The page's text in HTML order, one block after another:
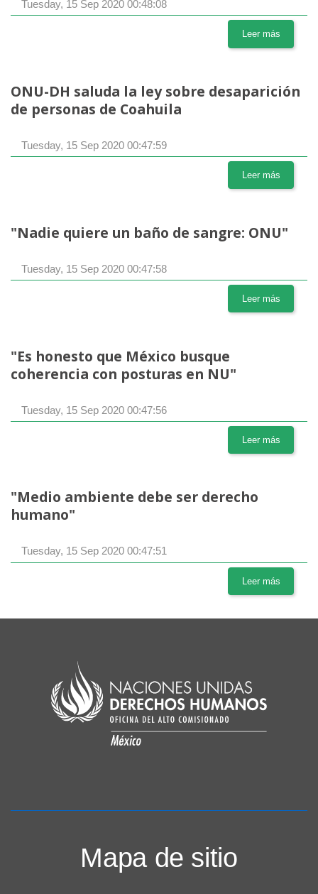
Tuesday, 15 Sep 2020 00:48:08
Leer más
ONU-DH saluda la ley sobre desaparición
de personas de Coahuila
Tuesday, 15 Sep 2020 00:47:59
Leer más
"Nadie quiere un baño de sangre: ONU"
Tuesday, 15 Sep 2020 00:47:58
Leer más
"Es honesto que México busque
coherencia con posturas en NU"
Tuesday, 15 Sep 2020 00:47:56
Leer más
"Medio ambiente debe ser derecho
humano"
Tuesday, 15 Sep 2020 00:47:51
Leer más
Mapa de sitio